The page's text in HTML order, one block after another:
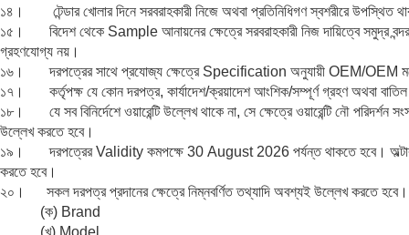
১৪। টেন্ডার খোলার দিনে সরবরাহকারী নিজে অথবা প্রতিনিধিগণ স্বশরীরে উপস্থিত
১৫। বিদেশ থেকে Sample আনায়নের ক্ষেত্রে সরবরাহকারী নিজ দায়িত্বে সমুদ্র
গ্রহণযোগ্য নয়।
১৬। দরপত্রের সাথে প্রযোজ্য ক্ষেত্রে Specification অনুযায়ী OEM/OEM
১৭। কর্তৃপক্ষ যে কোন দরপত্র, কার্যাদেশ/ক্রয়াদেশ আংশিক/সম্পূর্ণ গ্রহণ অথবা বাতিল
১৮। যে সব বিনির্দেশে ওয়ারেন্টি উল্লেখ থাকে না, সে ক্ষেত্রে ওয়ারেন্টি নৌ পরিদর্শন
উল্লেখ করতে হবে।
১৯। দরপত্রের Validity কমপক্ষে 30 August 2026 পর্যন্ত থাকতে হবে।
করতে হবে।
২০। সকল দরপত্র প্রদানের ক্ষেত্রে নিম্নবর্ণিত তথ্যাদি অবশ্যই উল্লেখ করতে হবে।
(ক) Brand
(খ) Model